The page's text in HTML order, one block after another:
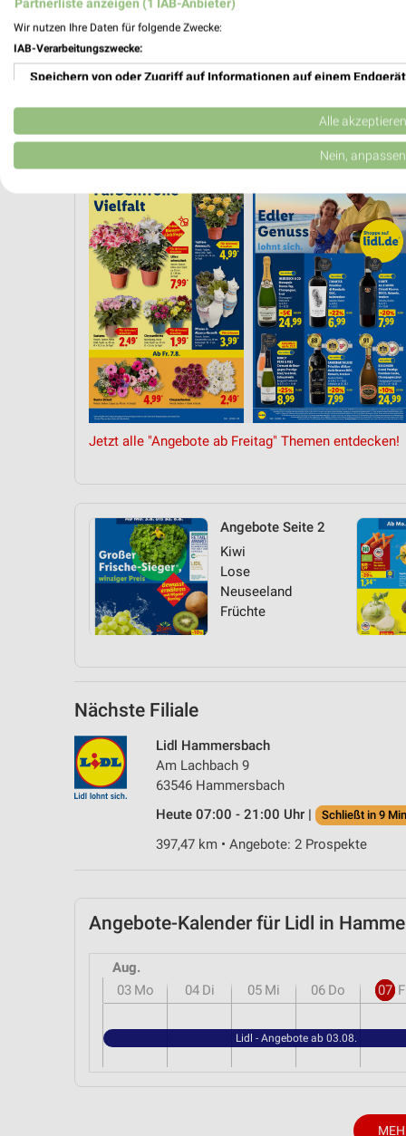
HANDY & SMARTPHONE
Jetzt alle "Angebote ab Freitag" Themen entdecken!
Angebote Seite 2
Kiwi
Lose
Neuseeland
Früchte
Nächste Filiale
Lidl Hammersbach
Am Lachbach 9
63546 Hammersbach
Heute 07:00 - 21:00 Uhr |
Schließt in 9
397,47 km • Angebote: 2 Prospekte
Angebote-Kalender für Lidl in
Aug.
03 Mo 04 Di 05 Mi 06 Do 07
Lidl - Angebote ab 03.08.
Partnerliste anzeigen (1 IAB-Anbieter)
Wir nutzen Ihre Daten für folgende Zwecke:
IAB-Verarbeitungszwecke:
Speichern von oder Zugriff auf Informationen auf einem Endgerät
Verwendung reduzierter Daten zur Auswahl von Werbeanzeigen
Erstellung von Profilen für personalisierte Werbung
Erstellung von Profilen zur Personalisierung von Inhalten
Verwendung von Profilen zur Auswahl personalisierter Inhalte
Messung der Werbeleistung
Messung der Performance von Inhalten
Analyse von Zielgruppen durch Statistiken oder Kombinationen
Entwicklung und Verbesserung der Angebote
Verwendung genauer Standortdaten
Geräte anhand von aktiv angeforderten Informationen
Nicht-IAB-Verarbeitungszwecke:
Alle akzeptieren
Nein, anpassen